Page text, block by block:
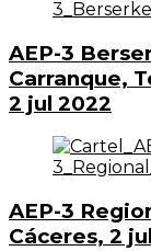
AEP-3
Carranque,
2 jul 2022
AEP-3
Cáceres, 2